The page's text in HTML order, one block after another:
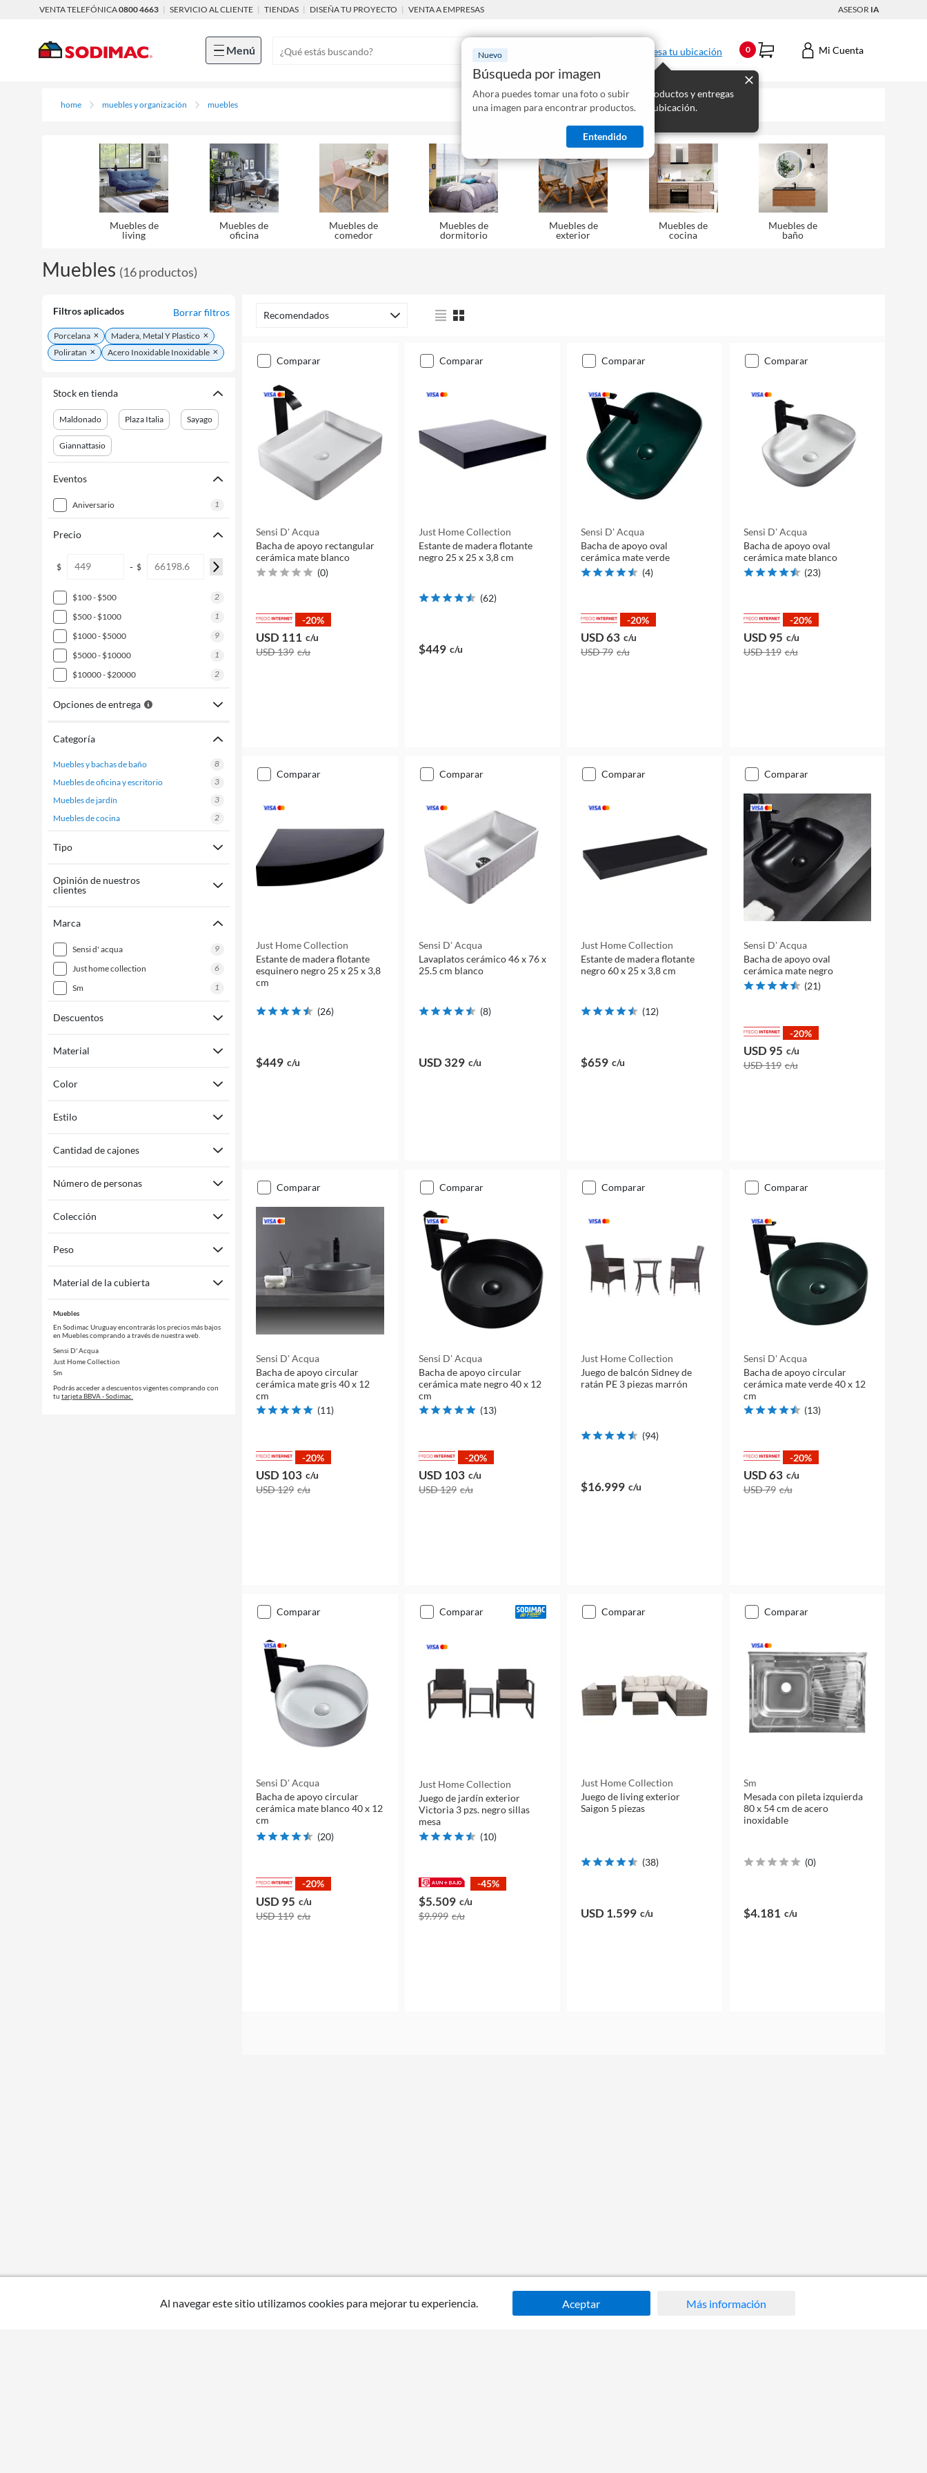
VENTA TELEFÓNICA0800 4663 | SERVICIO AL CLIENTE | TIENDAS | DISEÑA TU PROYECTO | VENTA A EMPRESAS ASESOR IA
Menú Nuevo
Búsqueda por imagen
Ahora puedes tomar una foto o subir
una imagen para encontrar productos.
Entendido
Ingresa tu ubicación
Mostraremos los productos y entregas
disponibles para tu ubicación.
0 Mi Cuenta
home muebles y organización muebles
Muebles de
living
Muebles de
oficina
Muebles de
comedor
Muebles de
dormitorio
Muebles de
exterior
Muebles de
cocina
Muebles de
baño
Muebles (16productos)
Filtros aplicados Borrar filtros
Porcelana
Madera, Metal Y Plastico
Poliratan
Acero Inoxidable Inoxidable
Stock en tienda
Maldonado Plaza Italia Sayago
Giannattasio
Eventos
aniversario 1
Precio
$ - $
$100 - $500
2
$500 - $1000
1
$1000 - $5000
9
$5000 - $10000
1
$10000 - $20000
2
Opciones de entrega
Categoría
muebles y bachas de baño
8
muebles de oficina y escritorio
3
muebles de jardín
3
muebles de cocina
2
Tipo
Opinión de nuestros
clientes
Marca
sensi d' acqua
9
just home collection
6
sm
1
Descuentos
Material
Color
Estilo
Cantidad de cajones
Número de personas
Colección
Peso
Material de la cubierta
Muebles
En Sodimac Uruguay encontrarás los precios más bajos
en Muebles comprando a través de nuestra web.
Sensi D' Acqua
Just Home Collection
Sm
Podrás acceder a descuentos vigentes comprando con
tu tarjeta BBVA - Sodimac.
Recomendados
comparar
Sensi D' Acqua
Bacha de apoyo rectangular
cerámica mate blanco
(0)
-20%
USD 111 c/u
USD 139 c/u
comparar
Just Home Collection
Estante de madera flotante
negro 25 x 25 x 3,8 cm
(62)
$449 c/u
comparar
Sensi D' Acqua
Bacha de apoyo oval
cerámica mate verde
(4)
-20%
USD 63 c/u
USD 79 c/u
comparar
Sensi D' Acqua
Bacha de apoyo oval
cerámica mate blanco
(23)
-20%
USD 95 c/u
USD 119 c/u
comparar
Just Home Collection
Estante de madera flotante
esquinero negro 25 x 25 x 3,8
cm
(26)
$449 c/u
comparar
Sensi D' Acqua
Lavaplatos cerámico 46 x 76 x
25.5 cm blanco
(8)
USD 329 c/u
comparar
Just Home Collection
Estante de madera flotante
negro 60 x 25 x 3,8 cm
(12)
$659 c/u
comparar
Sensi D' Acqua
Bacha de apoyo oval
cerámica mate negro
(21)
-20%
USD 95 c/u
USD 119 c/u
comparar
Sensi D' Acqua
Bacha de apoyo circular
cerámica mate gris 40 x 12
cm
(11)
-20%
USD 103 c/u
USD 129 c/u
comparar
Sensi D' Acqua
Bacha de apoyo circular
cerámica mate negro 40 x 12
cm
(13)
-20%
USD 103 c/u
USD 129 c/u
comparar
Just Home Collection
Juego de balcón Sidney de
ratán PE 3 piezas marrón
(94)
$16.999 c/u
comparar
Sensi D' Acqua
Bacha de apoyo circular
cerámica mate verde 40 x 12
cm
(13)
-20%
USD 63 c/u
USD 79 c/u
comparar
Sensi D' Acqua
Bacha de apoyo circular
cerámica mate blanco 40 x 12
cm
(20)
-20%
USD 95 c/u
USD 119 c/u
comparar
Just Home Collection
Juego de jardín exterior
Victoria 3 pzs. negro sillas
mesa
(10)
-45%
$5.509 c/u
$9.999 c/u
comparar
Just Home Collection
Juego de living exterior
Saigon 5 piezas
(38)
USD 1.599 c/u
comparar
Sm
Mesada con pileta izquierda
80 x 54 cm de acero
inoxidable
(0)
$4.181 c/u
Al navegar este sitio utilizamos cookies para mejorar tu experiencia. Aceptar Más información